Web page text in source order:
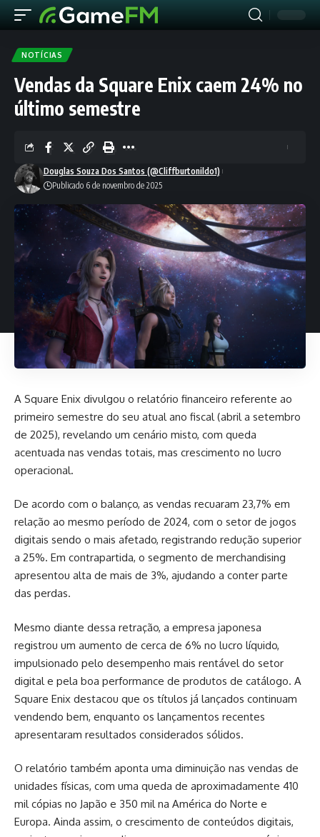
NOTÍCIAS
Vendas da Square Enix caem 24% no
último semestre
Douglas Souza Dos Santos (@Cliffburtonildo1)
Publicado 6 de novembro de 2025
A Square Enix divulgou o relatório financeiro referente ao
primeiro semestre do seu atual ano fiscal (abril a setembro
de 2025), revelando um cenário misto, com queda
acentuada nas vendas totais, mas crescimento no lucro
operacional.
De acordo com o balanço, as vendas recuaram 23,7% em
relação ao mesmo período de 2024, com o setor de jogos
digitais sendo o mais afetado, registrando redução superior
a 25%. Em contrapartida, o segmento de merchandising
apresentou alta de mais de 3%, ajudando a conter parte
das perdas.
Mesmo diante dessa retração, a empresa japonesa
registrou um aumento de cerca de 6% no lucro líquido,
impulsionado pelo desempenho mais rentável do setor
digital e pela boa performance de produtos de catálogo. A
Square Enix destacou que os títulos já lançados continuam
vendendo bem, enquanto os lançamentos recentes
apresentaram resultados considerados sólidos.
O relatório também aponta uma diminuição nas vendas de
unidades físicas, com uma queda de aproximadamente 410
mil cópias no Japão e 350 mil na América do Norte e
Europa. Ainda assim, o crescimento de conteúdos digitais,